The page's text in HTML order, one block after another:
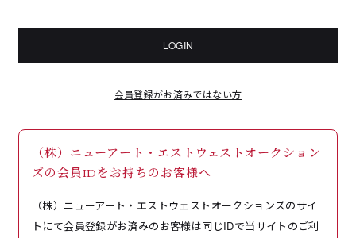
LOGIN
会員登録がお済みではない方
（株）ニューアート・エストウェストオークション
ズの会員IDをお持ちのお客様へ
（株）ニューアート・エストウェストオークションズのサイ
トにて会員登録がお済みのお客様は同じIDで当サイトのご利